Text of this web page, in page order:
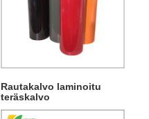
Rautakalvo laminoitu
teräskalvo